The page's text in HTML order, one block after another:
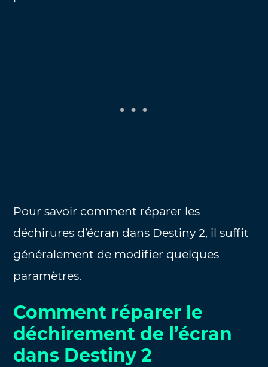
Pour savoir comment réparer les
déchirures d’écran dans Destiny 2, il suffit
généralement de modifier quelques
paramètres.
Comment réparer le
déchirement de l’écran
dans Destiny 2